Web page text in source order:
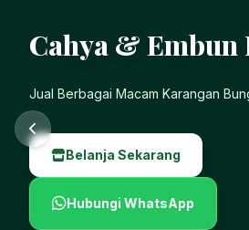
Cahya &
Murah, Mudah, Dan Cepat
Belanja Sekarang
Hubungi WhatsApp